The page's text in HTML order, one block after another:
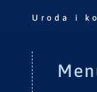
Uroda i